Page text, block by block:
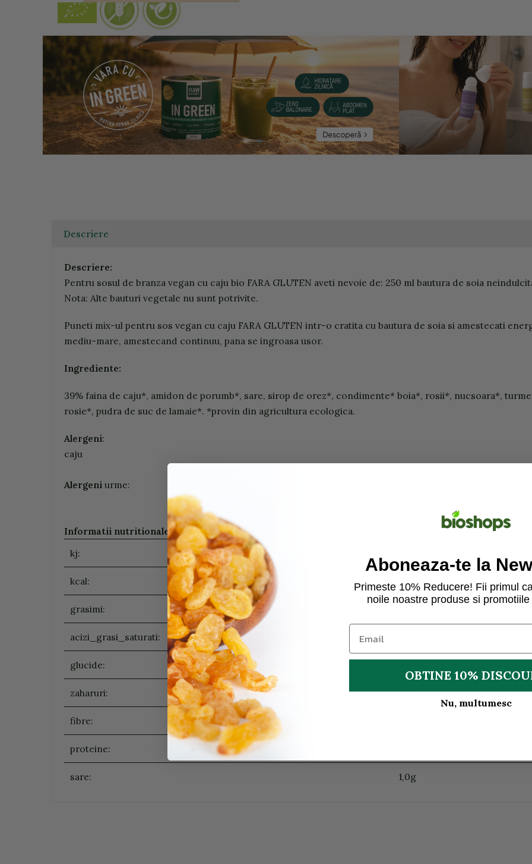
Descriere
Descriere:
Pentru sosul de branza vegan cu caju bio FARA GLUTEN aveti nevoie de: 250 ml bautura de soia
Nota: Alte bauturi vegetale nu sunt potrivite.
Puneti mix-ul pentru sos vegan cu caju FARA GLUTEN intr-o cratita cu bautura de soia si amestecati
mediu-mare, amestecand continuu, pana se ingroasa usor.
Ingrediente:
39% faina de caju*, amidon de porumb*, sare, sirop de orez*, condimente* boia*, rosii*, nucsoara*,
rosie*, pudra de suc de lamaie*. *provin din agricultura ecologica.
Alergeni:
caju
Alergeni urme:
Informatii nutritionale (100g/ ml):
kj:
kcal: 69
grasimi:
acizi_grasi_saturati:
glucide:
zaharuri: 1,3g
fibre:
proteine:
sare: 1,0g
Aboneaza-te la
Primeste 10% Reducere! Fii primul
noile noastre produse si
OBTINE 10%
Nu, multumesc